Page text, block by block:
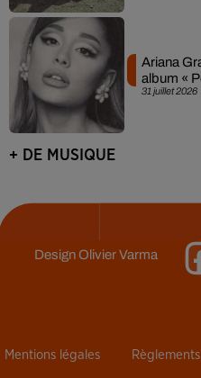
31 juillet 2026
Ariana
album «
+ DE MUSIQUE
DesignOlivier Varma
Mentions légales